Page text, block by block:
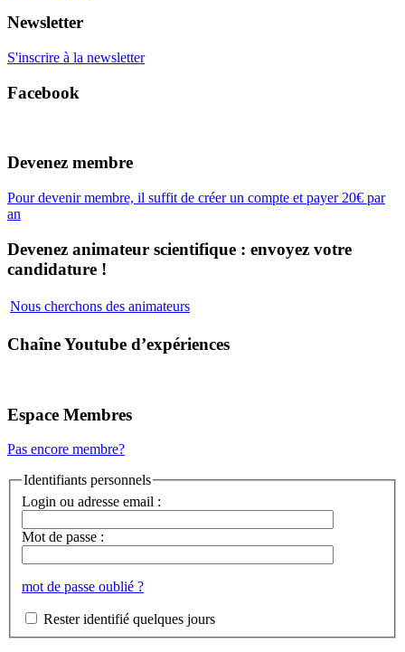
Newsletter
S'inscrire à la newsletter
Facebook
Devenez membre
Pour devenir membre, il suffit de créer un compte et payer 20€ par
an
Devenez animateur scientifique : envoyez votre
candidature !
Nous cherchons des animateurs
Chaîne Youtube d’expériences
Espace Membres
Pas encore membre?
Identifiants personnels
Login ou adresse email :
Mot de passe :
mot de passe oublié ?
Rester identifié quelques jours